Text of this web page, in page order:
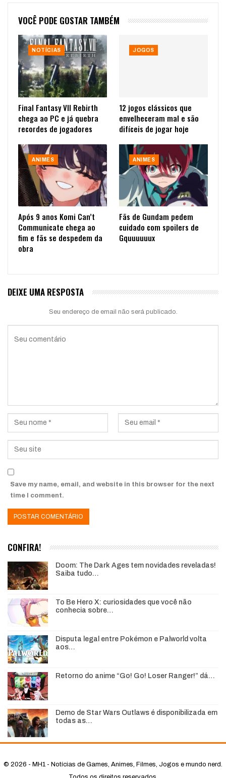
VOCÊ PODE GOSTAR TAMBÉM
NOTÍCIAS
Final Fantasy VII Rebirth
chega ao PC e já quebra
recordes de jogadores
JOGOS
12 jogos clássicos que
envelheceram mal e são
difíceis de jogar hoje
ANIMES
Após 9 anos Komi Can’t
Communicate chega ao
fim e fãs se despedem da
obra
ANIMES
Fãs de Gundam pedem
cuidado com spoilers de
Gquuuuuux
DEIXE UMA RESPOSTA
Seu endereço de email não será publicado.
Save my name, email, and website in this browser for the next
time I comment.
CONFIRA!
Doom: The Dark Ages tem novidades reveladas!
Saiba tudo…
To Be Hero X: curiosidades que você não
conhecia sobre…
Disputa legal entre Pokémon e Palworld volta
aos…
Retorno do anime “Go! Go! Loser Ranger!” dá…
Demo de Star Wars Outlaws é disponibilizada em
todas as…
© 2026 - MH1 - Notícias de Games, Animes, Filmes, Jogos e mundo nerd.